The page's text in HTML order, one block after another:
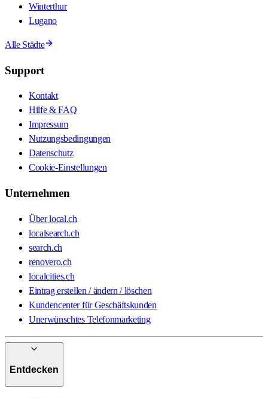
Winterthur
Lugano
Alle Städte
Support
Kontakt
Hilfe & FAQ
Impressum
Nutzungsbedingungen
Datenschutz
Cookie-Einstellungen
Unternehmen
Über local.ch
localsearch.ch
search.ch
renovero.ch
localcities.ch
Eintrag erstellen / ändern / löschen
Kundencenter für Geschäftskunden
Unerwünschtes Telefonmarketing
Entdecken